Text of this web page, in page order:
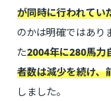
が同時に行われてい
のかは明確ではあり
た2004年に280馬力
者数は減少を続け、
しました。